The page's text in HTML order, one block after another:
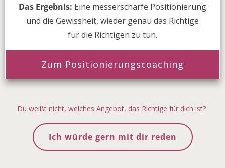
Das Ergebnis: Eine messerscharfe Positionierung
und die Gewissheit, wieder genau das Richtige
für die Richtigen zu tun.
Zum Positionierungscoaching
Du weißt nicht, welches Angebot, das Richtige für dich ist?
Ich würde gern mit dir reden